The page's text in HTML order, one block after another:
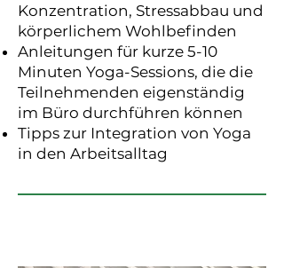
Konzentration, Stressabbau und
körperlichem Wohlbefinden
Anleitungen für kurze 5-10
Minuten Yoga-Sessions, die die
Teilnehmenden eigenständig
im Büro durchführen können
Tipps zur Integration von Yoga
in den Arbeitsalltag